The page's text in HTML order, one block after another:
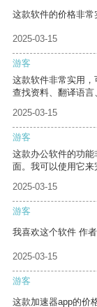
这款软件的价格非常
2025-03-15
游客
这款软件非常实用
查找资料、翻译语言
2025-03-15
游客
这款办公软件的功
面。我可以使用它来
2025-03-15
游客
我喜欢这个软件 作
2025-03-15
游客
这款加速器app的价